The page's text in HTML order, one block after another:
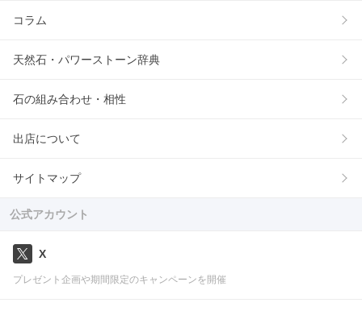
コラム
天然石・パワーストーン辞典
石の組み合わせ・相性
出店について
サイトマップ
公式アカウント
X
プレゼント企画や期間限定のキャンペーンを開催